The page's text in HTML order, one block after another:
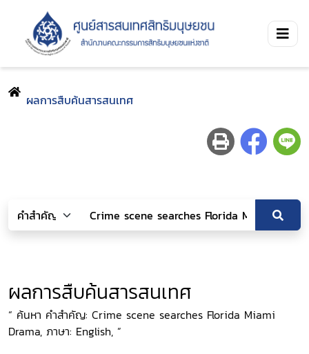
ผลการสืบค้นสารสนเทศ
ผลการสืบค้นสารสนเทศ
“ ค้นหา คำสำคัญ: Crime scene searches Florida Miami
Drama, ภาษา: English, ”